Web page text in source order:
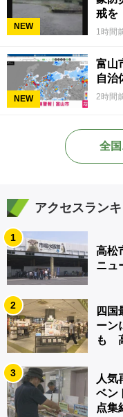
NEW
戒を
1時間
NEW
富山
自治
2時間
全
アクセスラン
1
高松
ニュ
2
四国
ーン
も
3
人気
ベン
点